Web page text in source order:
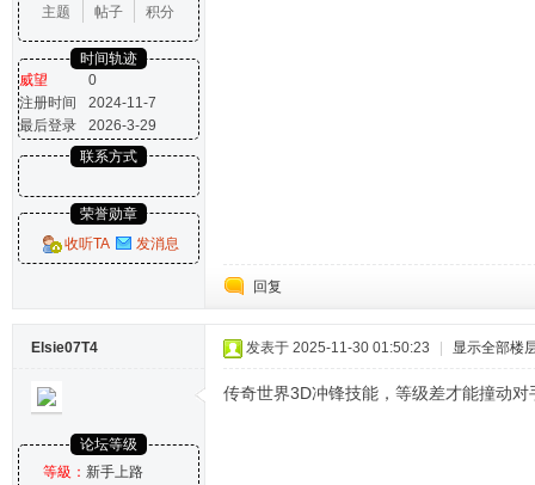
主题
帖子
积分
时间轨迹
威望
0
注册时间
2024-11-7
最后登录
2026-3-29
联系方式
荣誉勋章
收听TA
发消息
回复
Elsie07T4
论坛等级
等級： 新手上路
发表于 2025-11-30 01:50:23 显示全部楼
传奇世界3D冲锋技能，等级差才能撞动对